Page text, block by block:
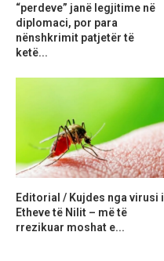
“perdeve” janë legjitime në
diplomaci, por para
nënshkrimit patjetër të
ketë...
Editorial / Kujdes nga virusi i
Etheve të Nilit – më të
rrezikuar moshat e...